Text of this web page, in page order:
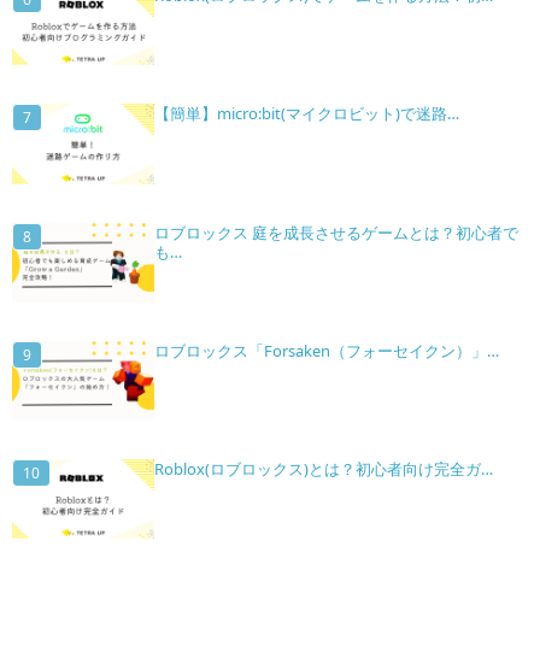
【簡単】micro:bit(マイクロビット)で迷路…
ロブロックス 庭を成長させるゲームとは？初心者で
も…
ロブロックス「Forsaken（フォーセイクン）」…
Roblox(ロブロックス)とは？初心者向け完全ガ…